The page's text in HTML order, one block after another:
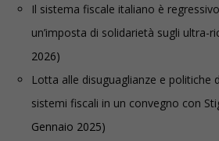
Il sistema fiscale italiano è
un’imposta di solidarietà sugli ultra-
2026)
Lotta alle disuguaglianze e politiche
sistemi fiscali in un convegno con
Gennaio 2025)